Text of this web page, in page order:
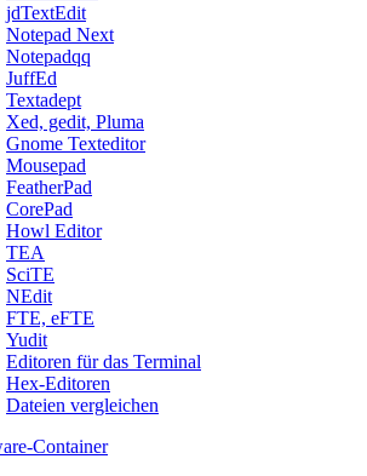
jdTextEdit
Notepad Next
Notepadqq
JuffEd
Textadept
Xed, gedit, Pluma
Gnome Texteditor
Mousepad
FeatherPad
CorePad
Howl Editor
TEA
SciTE
NEdit
FTE, eFTE
Yudit
Editoren für das Terminal
Hex-Editoren
Dateien vergleichen
Container